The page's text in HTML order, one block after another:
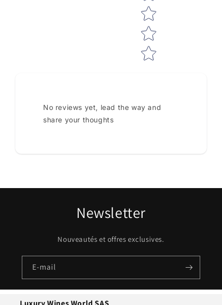
No reviews yet, lead the way and
share your thoughts
Newsletter
Nouveautés et offres exclusives.
E-mail